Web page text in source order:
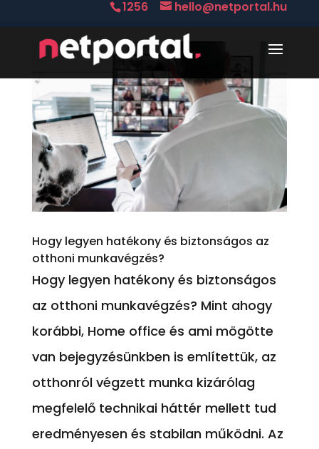
1256 hello@netportal.hu
Hogy legyen hatékony és biztonságos az
otthoni munkavégzés?
Hogy legyen hatékony és biztonságos
az otthoni munkavégzés? Mint ahogy
korábbi, Home office és ami mögötte
van bejegyzésünkben is említettük, az
otthonról végzett munka kizárólag
megfelelő technikai háttér mellett tud
eredményesen és stabilan működni. Az